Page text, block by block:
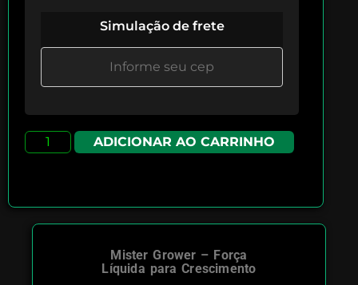
Simulação de frete
ADICIONAR AO CARRINHO
Mister Grower – Força
Líquida para Crescimento